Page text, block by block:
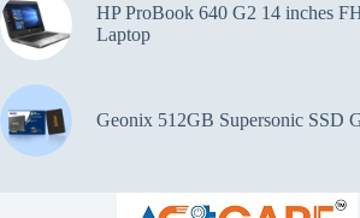
HP ProBook 640 G2 14 inches
Laptop
Geonix 512GB Supersonic SSD